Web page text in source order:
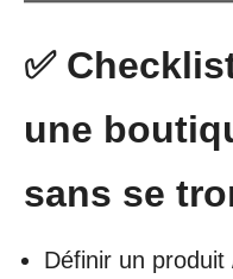
✅
une
sans se
Définir un produit